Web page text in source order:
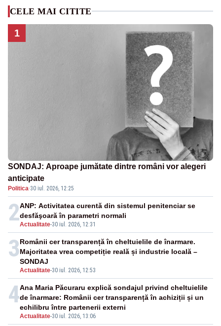
CELE MAI CITITE
1
SONDAJ: Aproape jumătate dintre români vor alegeri
anticipate
Politica·30 iul. 2026, 12:25
2Actualitate-30 iul. 2026, 12:31
ANP: Activitatea curentă din sistemul penitenciar se
desfăşoară în parametri normali
3
Actualitate-30 iul. 2026, 12:53
Românii cer transparență în cheltuielile de înarmare.
Majoritatea vrea competiție reală și industrie locală –
SONDAJ
4
Actualitate-30 iul. 2026, 13:06
Ana Maria Păcuraru explică sondajul privind cheltuielile
de înarmare: Românii cer transparență în achiziții și un
echilibru între partenerii externi